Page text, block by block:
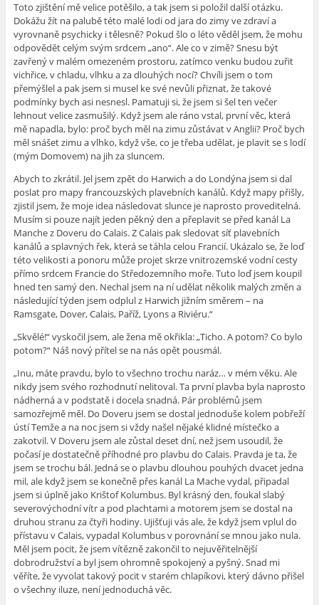
Toto zjištění mě velice potěšilo, a tak jsem si položil další otázku.
Dokážu žít na palubě této malé lodi od jara do zimy ve zdraví a
vyrovnaně psychicky i tělesně? Pokud šlo o léto věděl jsem, že mohu
odpovědět celým svým srdcem „ano“. Ale co v zimě? Snesu být
zavřený v malém omezeném prostoru, zatímco venku budou zuřit
vichřice, v chladu, vlhku a za dlouhých nocí? Chvíli jsem o tom
přemýšlel a pak jsem si musel ke své nevůli přiznat, že takové
podmínky bych asi nesnesl. Pamatuji si, že jsem si šel ten večer
lehnout velice zasmušilý. Když jsem ale ráno vstal, první věc, která
mě napadla, bylo: proč bych měl na zimu zůstávat v Anglii? Proč bych
měl snášet zimu a vlhko, když vše, co je třeba udělat, je plavit se s lodí
(mým Domovem) na jih za sluncem.
Abych to zkrátil. Jel jsem zpět do Harwich a do Londýna jsem si dal
poslat pro mapy francouzských plavebních kanálů. Když mapy přišly,
zjistil jsem, že moje idea následovat slunce je naprosto proveditelná.
Musím si pouze najít jeden pěkný den a přeplavit se před kanál La
Manche z Doveru do Calais. Z Calais pak sledovat síť plavebních
kanálů a splavných řek, která se táhla celou Francií. Ukázalo se, že loď
této velikosti a ponoru může projet skrze vnitrozemské vodní cesty
přímo srdcem Francie do Středozemního moře. Tuto loď jsem koupil
hned ten samý den. Nechal jsem na ní udělat několik malých změn a
následující týden jsem odplul z Harwich jižním směrem – na
Ramsgate, Dover, Calais, Paříž, Lyons a Riviéru.“
„Skvělé!“ vyskočil jsem, ale žena mě okřikla: „Ticho. A potom? Co bylo
potom?“ Náš nový přítel se na nás opět pousmál.
„Inu, máte pravdu, bylo to všechno trochu naráz… v mém věku. Ale
nikdy jsem svého rozhodnutí nelitoval. Ta první plavba byla naprosto
nádherná a v podstatě i docela snadná. Pár problémů jsem
samozřejmě měl. Do Doveru jsem se dostal jednoduše kolem pobřeží
ústí Temže a na noc jsem si vždy našel nějaké klidné místečko a
zakotvil. V Doveru jsem ale zůstal deset dní, než jsem usoudil, že
počasí je dostatečně příhodné pro plavbu do Calais. Pravda je ta, že
jsem se trochu bál. Jedná se o plavbu dlouhou pouhých dvacet jedna
mil, ale když jsem se konečně přes kanál La Mache vydal, připadal
jsem si úplně jako Krištof Kolumbus. Byl krásný den, foukal slabý
severovýchodní vítr a pod plachtami a motorem jsem se dostal na
druhou stranu za čtyři hodiny. Ujišťuji vás ale, že když jsem vplul do
přístavu v Calais, vypadal Kolumbus v porovnání se mnou jako nula.
Měl jsem pocit, že jsem vítězně zakončil to nejuvěřitelnější
dobrodružství a byl jsem ohromně spokojený a pyšný. Snad mi
věříte, že vyvolat takový pocit v starém chlapíkovi, který dávno přišel
o všechny iluze, není jednoduchá věc.